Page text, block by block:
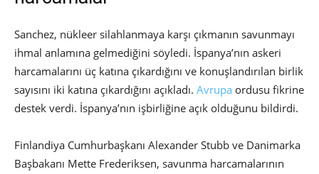
Sanchez, nükleer silahlanmaya karşı çıkmanın savunmayı
ihmal anlamına gelmediğini söyledi. İspanya’nın askeri
harcamalarını üç katına çıkardığını ve konuşlandırılan birlik
sayısını iki katına çıkardığını açıkladı. Avrupa ordusu fikrine
destek verdi. İspanya’nın işbirliğine açık olduğunu bildirdi.
Finlandiya Cumhurbaşkanı Alexander Stubb ve Danimarka
Başbakanı Mette Frederiksen, savunma harcamalarının